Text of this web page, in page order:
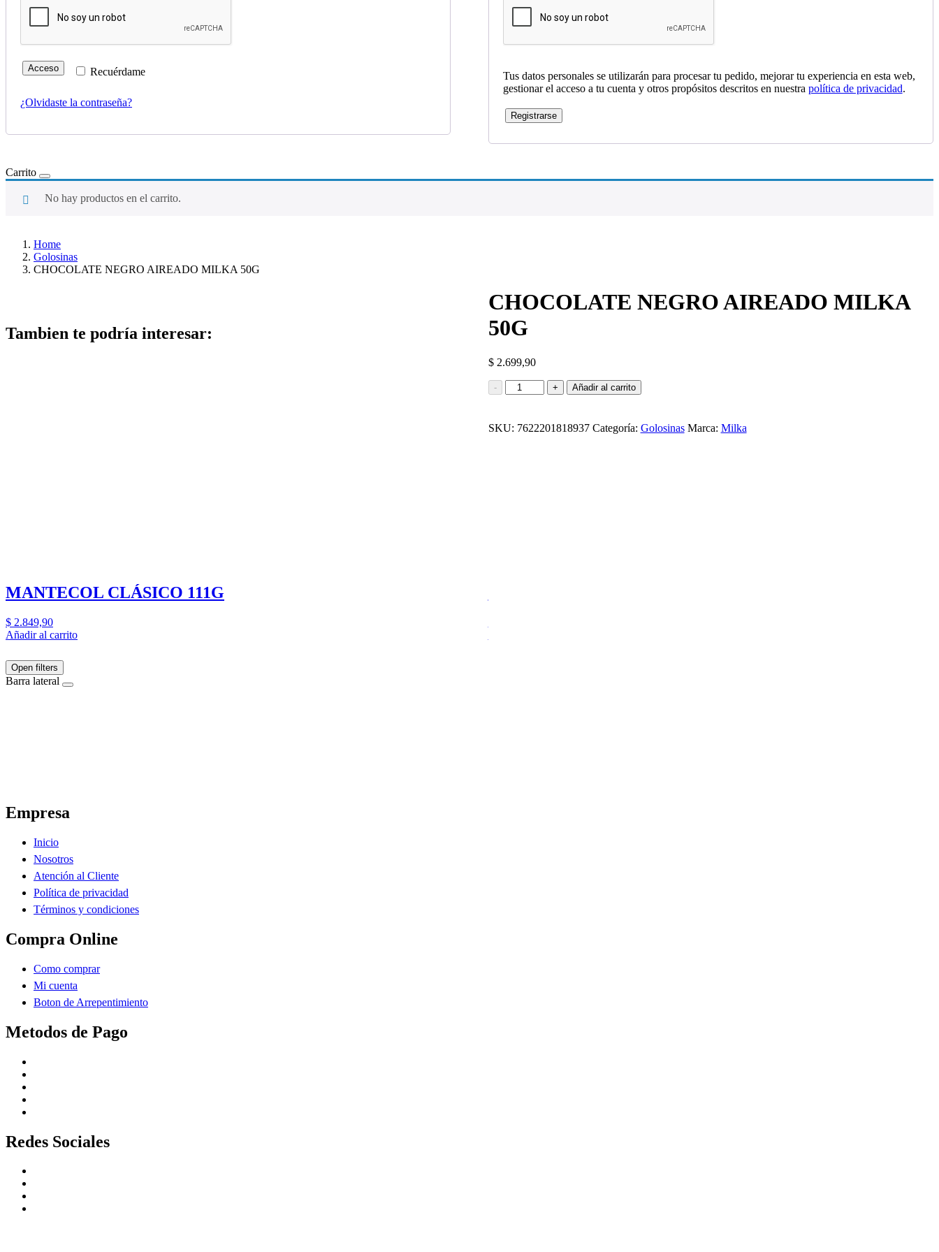
Recuérdame
Acceso
¿Olvidaste la contraseña?
Tus datos personales se utilizarán para procesar tu pedido, mejorar tu experiencia en esta web,
gestionar el acceso a tu cuenta y otros propósitos descritos en nuestra política de privacidad.
Registrarse
Carrito
No hay productos en el carrito.
Home
Golosinas
CHOCOLATE NEGRO AIREADO MILKA 50G
CHOCOLATE NEGRO AIREADO MILKA
50G
$2.699,90
-
CHOCOLATE
NEGRO
MILKA
50G
+ Añadir al carrito
SKU: 7622201818937 Categoría: Golosinas Marca: Milka
Tambien te podría interesar:
MANTECOL CLÁSICO 111G
$ 2.849,90
Añadir al carrito
Open filters
Barra lateral
Empresa
Inicio
Nosotros
Atención al Cliente
Política de privacidad
Términos y condiciones
Compra Online
Como comprar
Mi cuenta
Boton de Arrepentimiento
Metodos de Pago
Redes Sociales